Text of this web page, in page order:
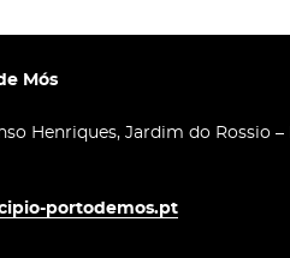
Mós
Henriques, Jardim do Rossio
portodemos.pt